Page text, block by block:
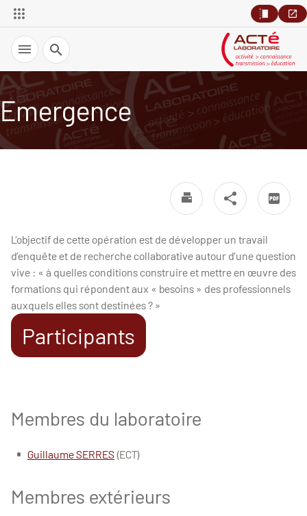
Recherche
Emergence
L’objectif de cette opération est de développer un travail
d’enquête et de recherche collaborative autour d’une question
vive : « à quelles conditions construire et mettre en œuvre des
formations qui répondent aux « besoins » des professionnels
auxquels elles sont destinées ? »
Participants
Membres du laboratoire
Guillaume SERRES (ECT)
Membres extérieurs